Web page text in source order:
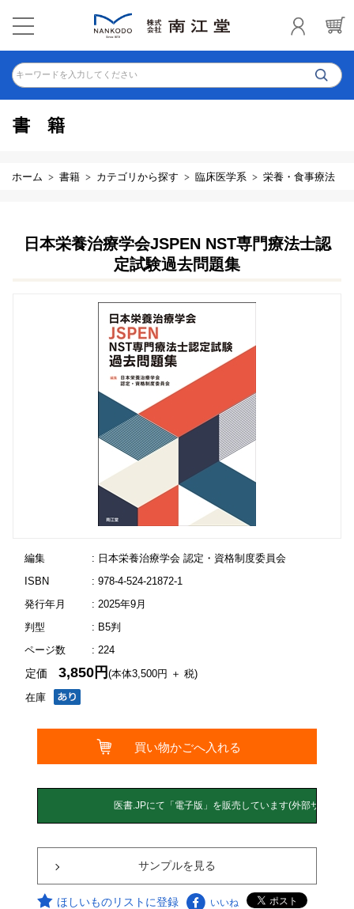
キーワードを入力してください
書籍
ホーム 書籍 カテゴリから探す 臨床医学系 栄養・食事療法
日本栄養治療学会JSPEN NST専門療法士認
定試験過去問題集
編集
: 日本栄養治療学会 認定・資格制度委員会
ISBN
: 978-4-524-21872-1
発行年月
: 2025年9月
判型
: B5判
ページ数
: 224
在庫
定価3,850円(本体3,500円 ＋ 税)
サンプルを見る
ほしいものリストに登録 いいね